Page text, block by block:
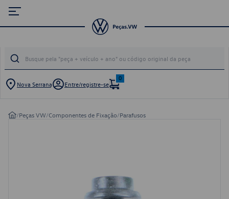
Nova Serrana Entre/registre-se
0
/Peças VW/Componentes de Fixação/Parafusos